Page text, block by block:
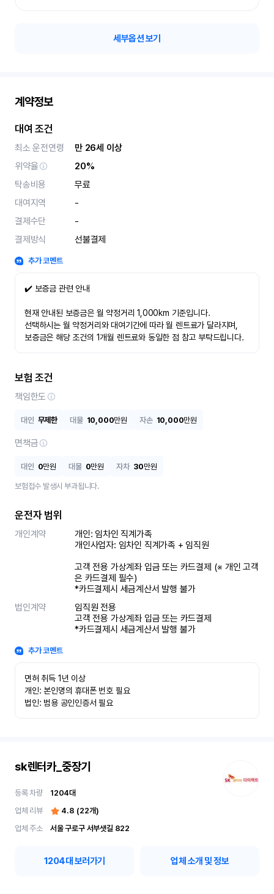
세부옵션 보기
계약정보
대여 조건
최소 운전연령
만 26세 이상
위약율
20%
탁송비용
무료
대여지역
-
결제수단
-
결제방식
선불결제
추가 코멘트
✔️ 보증금 관련 안내
현재 안내된 보증금은 월 약정거리 1,000km 기준입니다.
선택하시는 월 약정거리와 대여기간에 따라 월 렌트료가 달라지며,
보증금은 해당 조건의 1개월 렌트료와 동일한 점 참고 부탁드립니다.
보험 조건
책임한도
대인 무제한 대물 10,000만원 자손 10,000만원
면책금
대인 0만원 대물 0만원 자차 30만원
보험접수 발생시 부과됩니다.
운전자 범위
개인계약
개인: 임차인 직계가족
개인사업자: 임차인 직계가족 + 임직원
고객 전용 가상계좌 입금 또는 카드결제 (※ 개인 고객
은 카드결제 필수)
*카드결제시 세금계산서 발행 불가
법인계약
임직원 전용
고객 전용 가상계좌 입금 또는 카드결제
*카드결제시 세금계산서 발행 불가
추가 코멘트
면허 취득 1년 이상
개인: 본인명의 휴대폰 번호 필요
법인: 범용 공인인증서 필요
sk렌터카_중장기
등록 차량 1204대
업체 리뷰
4.8 (22개)
업체 주소
서울 구로구 서부샛길 822
1204대 보러가기 업체 소개 및 정보